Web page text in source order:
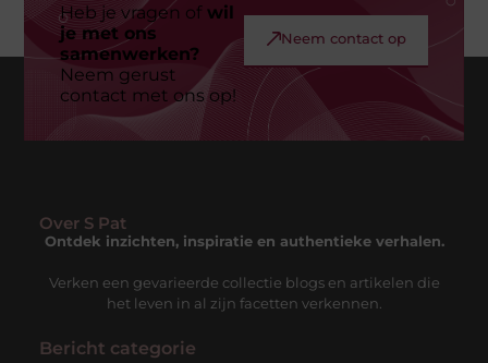
Heb je vragen ofwil
je met ons
samenwerken?
Neem gerust
contact met ons op!
Neem contact op
Over S Pat
Ontdek inzichten, inspiratie en authentieke verhalen.
Verken een gevarieerde collectie blogs en artikelen die
het leven in al zijn facetten verkennen.
Bericht categorie